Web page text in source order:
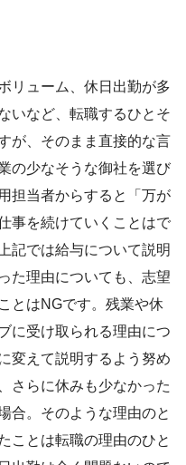
リューム、休日出勤が多
いなど、転職するひとそ
が、そのまま直接的な言
の少なそうな御社を選び
担当者からすると「万が
事を続けていくことはで
記では給与について説明
た理由についても、志望
とはNGです。残業や休
に受け取られる理由につ
変えて説明するよう努め
さらに休みも少なかった
合。そのような理由のと
ことは転職の理由のひと